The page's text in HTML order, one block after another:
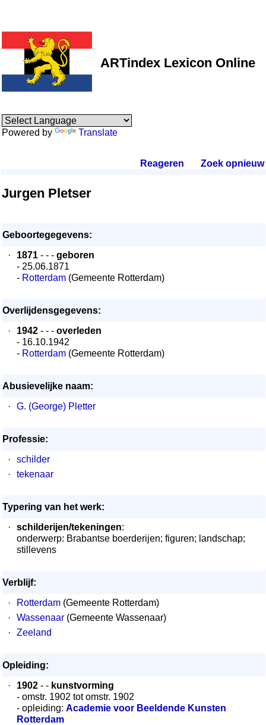
ARTindex Lexicon Online
Powered by Translate
Reageren Zoek opnieuw.
Jurgen Pletser
Geboortegegevens:
·
1871 - - - geboren
- 25.06.1871
- Rotterdam (Gemeente Rotterdam)
Overlijdensgegevens:
·
1942 - - - overleden
- 16.10.1942
- Rotterdam (Gemeente Rotterdam)
Abusievelijke naam:
·
G. (George) Pletter
Professie:
·
schilder
·
tekenaar
Typering van het werk:
·
schilderijen/tekeningen:
onderwerp: Brabantse boerderijen; figuren; landschap;
stillevens
Verblijf:
·
Rotterdam (Gemeente Rotterdam)
·
Wassenaar (Gemeente Wassenaar)
·
Zeeland
Opleiding:
·
1902 - - kunstvorming
- omstr. 1902 tot omstr. 1902
- opleiding: Academie voor Beeldende Kunsten
Rotterdam